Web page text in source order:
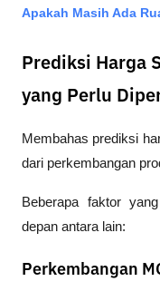
Apakah Masih Ada
Prediksi Harga
yang Perlu
Membahas prediksi
dari perkembangan
Beberapa faktor
depan antara lain:
Perkembangan